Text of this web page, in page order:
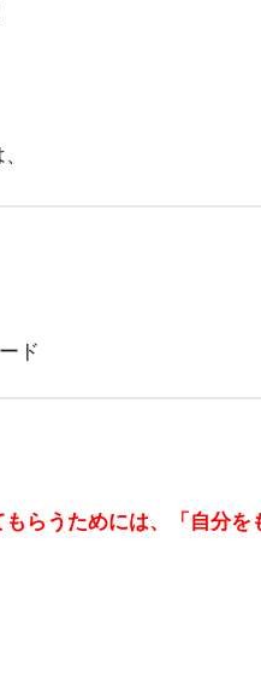
ド
らうためには、「自分を